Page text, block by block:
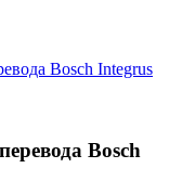
Bosch Integrus
Bosch